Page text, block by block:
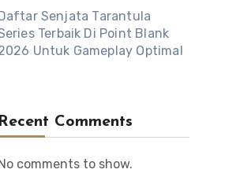
Senjata Tarantula
Terbaik Di Point Blank
Untuk Gameplay Optimal
Recent Comments
comments to show.